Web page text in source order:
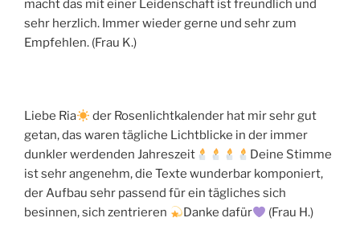
macht das mit einer Leidenschaft ist freundlich und
sehr herzlich. Immer wieder gerne und sehr zum
Empfehlen. (Frau K.)
Liebe Ria
der Rosenlichtkalender hat mir sehr gut
getan, das waren tägliche Lichtblicke in der immer
dunkler werdenden Jahreszeit
Deine Stimme
ist sehr angenehm, die Texte wunderbar komponiert,
der Aufbau sehr passend für ein tägliches sich
besinnen, sich zentrieren
Danke dafür (Frau H.)